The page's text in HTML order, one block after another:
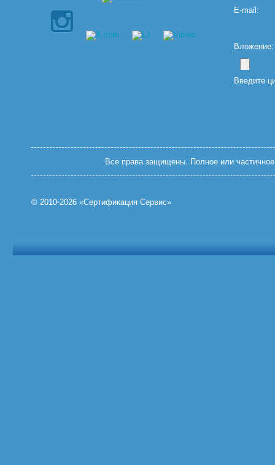
E-mail:
Введите
Все права защищены. Полное или частичное
© 2010-2026 «Сертификация Сервис»